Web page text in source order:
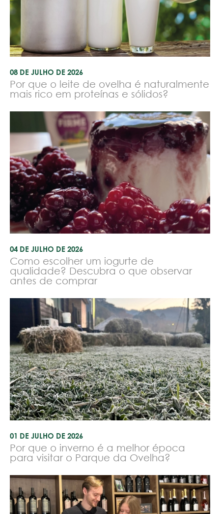
08 DE JULHO DE 2026
Por que o leite de ovelha é naturalmente
mais rico em proteínas e sólidos?
04 DE JULHO DE 2026
Como escolher um iogurte de
qualidade? Descubra o que observar
antes de comprar
01 DE JULHO DE 2026
Por que o inverno é a melhor época
para visitar o Parque da Ovelha?